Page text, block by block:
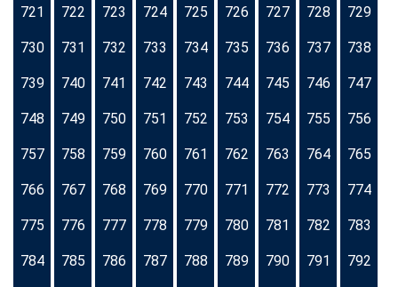
721 722 723 724 725 726 727 728 729
730 731 732 733 734 735 736 737 738
739 740 741 742 743 744 745 746 747
748 749 750 751 752 753 754 755 756
757 758 759 760 761 762 763 764 765
766 767 768 769 770 771 772 773 774
775 776 777 778 779 780 781 782 783
784 785 786 787 788 789 790 791 792